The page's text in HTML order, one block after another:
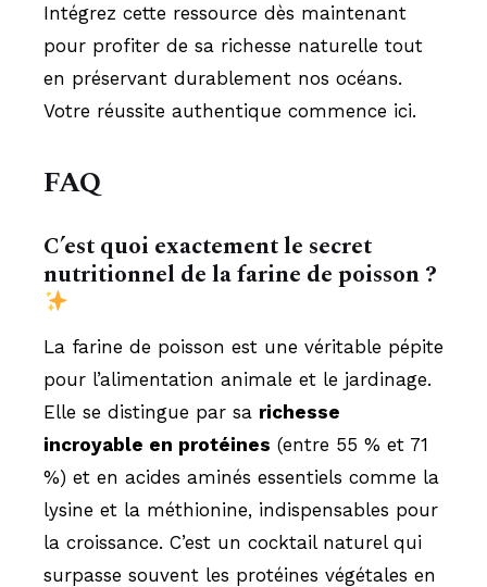
Intégrez cette ressource dès maintenant
pour profiter de sa richesse naturelle tout
en préservant durablement nos océans.
Votre réussite authentique commence ici.
FAQ
C’est quoi exactement le secret
nutritionnel de la farine de poisson ?
La farine de poisson est une véritable pépite
pour l’alimentation animale et le jardinage.
Elle se distingue par sa richesse
incroyable en protéines (entre 55 % et 71
%) et en acides aminés essentiels comme la
lysine et la méthionine, indispensables pour
la croissance. C’est un cocktail naturel qui
surpasse souvent les protéines végétales en